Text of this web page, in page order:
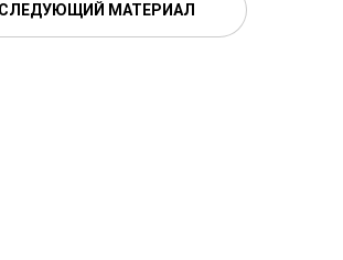
СЛЕДУЮЩИЙ МАТЕРИАЛ